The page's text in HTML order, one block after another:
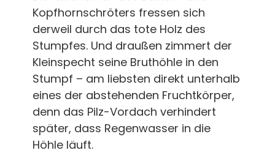
Kopfhornschröters fressen sich
derweil durch das tote Holz des
Stumpfes. Und draußen zimmert der
Kleinspecht seine Bruthöhle in den
Stumpf – am liebsten direkt unterhalb
eines der abstehenden Fruchtkörper,
denn das Pilz-Vordach verhindert
später, dass Regenwasser in die
Höhle läuft.